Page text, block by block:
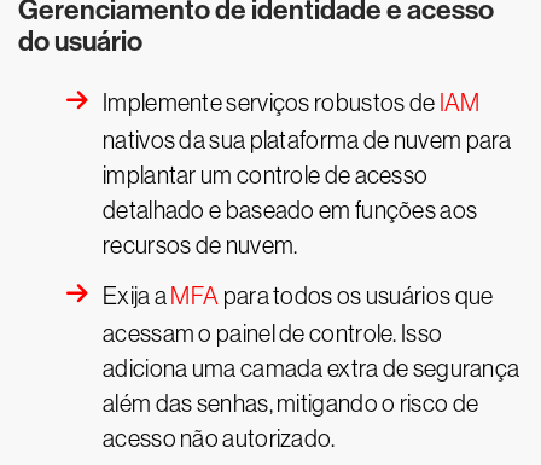
Gerenciamento de identidade e acesso
do usuário
Implemente serviços robustos de IAM
nativos da sua plataforma de nuvem para
implantar um controle de acesso
detalhado e baseado em funções aos
recursos de nuvem.
Exija a MFA para todos os usuários que
acessam o painel de controle. Isso
adiciona uma camada extra de segurança
além das senhas, mitigando o risco de
acesso não autorizado.